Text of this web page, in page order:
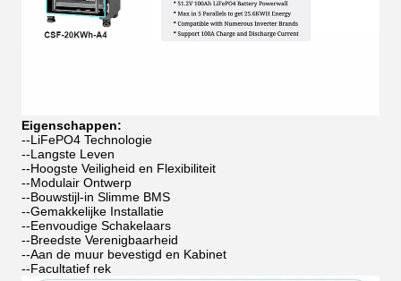
Eigenschappen:
--LiFePO4 Technologie
--Langste Leven
--Hoogste Veiligheid en Flexibiliteit
--Modulair Ontwerp
--Bouwstijl-in Slimme BMS
--Gemakkelijke Installatie
--Eenvoudige Schakelaars
--Breedste Verenigbaarheid
--Aan de muur bevestigd en Kabinet
--Facultatief rek